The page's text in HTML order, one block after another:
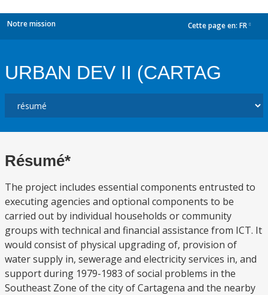
Notre mission Cette page en: FR
URBAN DEV II (CARTAG
Résumé*
The project includes essential components entrusted to
executing agencies and optional components to be
carried out by individual households or community
groups with technical and financial assistance from ICT. It
would consist of physical upgrading of, provision of
water supply in, sewerage and electricity services in, and
support during 1979-1983 of social problems in the
Southeast Zone of the city of Cartagena and the nearby